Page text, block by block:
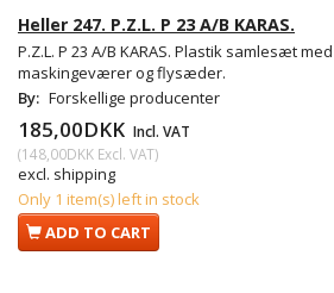
Heller 247. P.Z.L. P 23 A/B KARAS.
P.Z.L. P 23 A/B KARAS. Plastik samlesæt
maskingeværer og flysæder.
By: Forskellige producenter
185,00DKK Incl. VAT
(148,00DKK Excl. VAT)
excl. shipping
Only 1 item(s) left in stock
ADD TO CART